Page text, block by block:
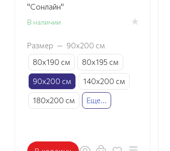
"Сонлайн"
В наличии
Размер — 90х200 см
80х190 см
80х195 см
90х200 см 140х200 см
180х200 см Еще...